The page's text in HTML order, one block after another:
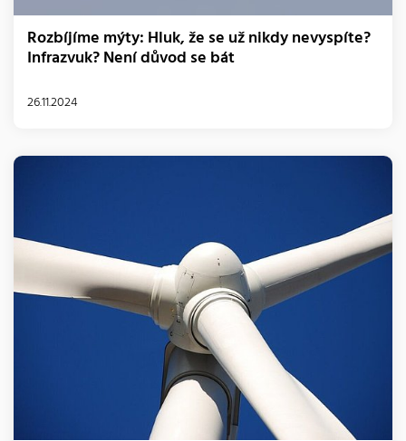
Rozbíjíme mýty: Hluk, že se už nikdy nevyspíte?
Infrazvuk? Není důvod se bát
26.11.2024